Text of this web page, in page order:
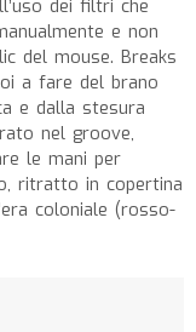
dei filtri che
e non
del mouse. Breaks
a fare del brano
e dalla stesura
nel groove,
le mani per
ritratto in copertina
coloniale (rosso-